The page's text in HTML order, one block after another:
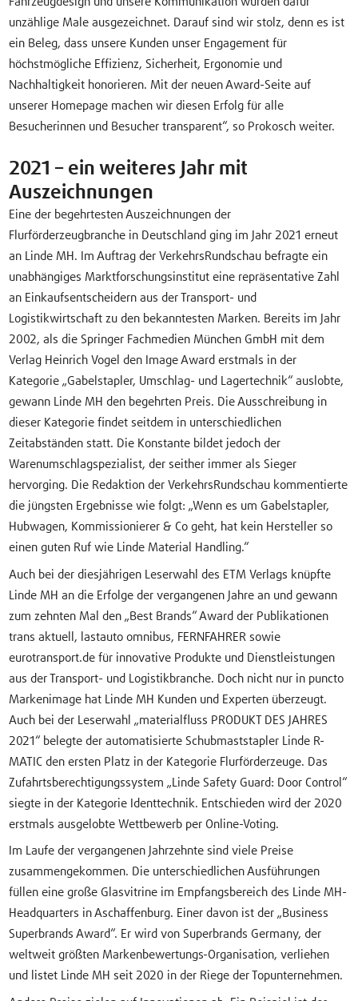
unzählige Male ausgezeichnet. Darauf sind wir stolz, denn es ist
ein Beleg, dass unsere Kunden unser Engagement für
höchstmögliche Effizienz, Sicherheit, Ergonomie und
Nachhaltigkeit honorieren. Mit der neuen Award-Seite auf
unserer Homepage machen wir diesen Erfolg für alle
Besucherinnen und Besucher transparent“, so Prokosch weiter.
2021 – ein weiteres Jahr mit
Auszeichnungen
Eine der begehrtesten Auszeichnungen der
Flurförderzeugbranche in Deutschland ging im Jahr 2021 erneut
an Linde MH. Im Auftrag der VerkehrsRundschau befragte ein
unabhängiges Marktforschungsinstitut eine repräsentative Zahl
an Einkaufsentscheidern aus der Transport- und
Logistikwirtschaft zu den bekanntesten Marken. Bereits im Jahr
2002, als die Springer Fachmedien München GmbH mit dem
Verlag Heinrich Vogel den Image Award erstmals in der
Kategorie „Gabelstapler, Umschlag- und Lagertechnik“ auslobte,
gewann Linde MH den begehrten Preis. Die Ausschreibung in
dieser Kategorie findet seitdem in unterschiedlichen
Zeitabständen statt. Die Konstante bildet jedoch der
Warenumschlagspezialist, der seither immer als Sieger
hervorging. Die Redaktion der VerkehrsRundschau kommentierte
die jüngsten Ergebnisse wie folgt: „Wenn es um Gabelstapler,
Hubwagen, Kommissionierer & Co geht, hat kein Hersteller so
einen guten Ruf wie Linde Material Handling.“
Auch bei der diesjährigen Leserwahl des ETM Verlags knüpfte
Linde MH an die Erfolge der vergangenen Jahre an und gewann
zum zehnten Mal den „Best Brands“ Award der Publikationen
trans aktuell, lastauto omnibus, FERNFAHRER sowie
eurotransport.de für innovative Produkte und Dienstleistungen
aus der Transport- und Logistikbranche. Doch nicht nur in puncto
Markenimage hat Linde MH Kunden und Experten überzeugt.
Auch bei der Leserwahl „materialfluss PRODUKT DES JAHRES
2021“ belegte der automatisierte Schubmaststapler Linde R-
MATIC den ersten Platz in der Kategorie Flurförderzeuge. Das
Zufahrtsberechtigungssystem „Linde Safety Guard: Door Control“
siegte in der Kategorie Identtechnik. Entschieden wird der 2020
erstmals ausgelobte Wettbewerb per Online-Voting.
Im Laufe der vergangenen Jahrzehnte sind viele Preise
zusammengekommen. Die unterschiedlichen Ausführungen
füllen eine große Glasvitrine im Empfangsbereich des Linde MH-
Headquarters in Aschaffenburg. Einer davon ist der „Business
Superbrands Award“. Er wird von Superbrands Germany, der
weltweit größten Markenbewertungs-Organisation, verliehen
und listet Linde MH seit 2020 in der Riege der Topunternehmen.